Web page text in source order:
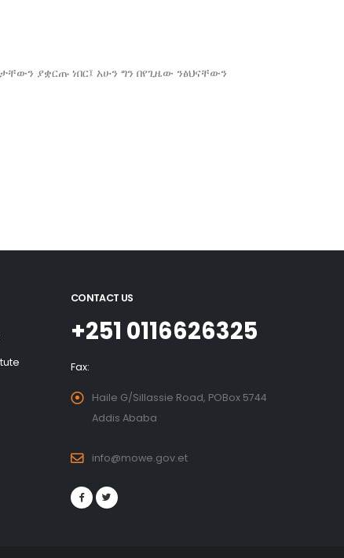
ያቋርጡ ነበር፤ አሁን ግን በየጊዜው ንፅህናቸውን
CONTACT US
+251 0116626325
Fax:
Haile G/Sillassie Road, POBox 5744
Addis Ababa
info@mowe.gov.et